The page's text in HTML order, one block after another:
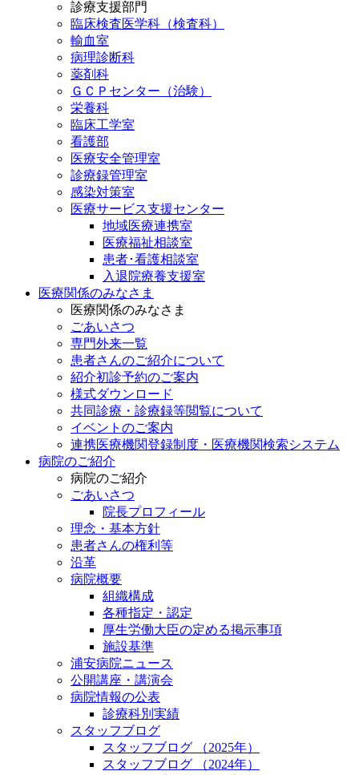
診療支援部門
臨床検査医学科（検査科）
輸血室
病理診断科
薬剤科
ＧＣＰセンター（治験）
栄養科
臨床工学室
看護部
医療安全管理室
診療録管理室
感染対策室
医療サービス支援センター
地域医療連携室
医療福祉相談室
患者･看護相談室
入退院療養支援室
医療関係のみなさま
医療関係のみなさま
ごあいさつ
専門外来一覧
患者さんのご紹介について
紹介初診予約のご案内
様式ダウンロード
共同診療・診療録等閲覧について
イベントのご案内
連携医療機関登録制度・医療機関検索システム
病院のご紹介
病院のご紹介
ごあいさつ
院長プロフィール
理念・基本方針
患者さんの権利等
沿革
病院概要
組織構成
各種指定・認定
厚生労働大臣の定める掲示事項
施設基準
浦安病院ニュース
公開講座・講演会
病院情報の公表
診療科別実績
スタッフブログ
スタッフブログ （2025年）
スタッフブログ （2024年）